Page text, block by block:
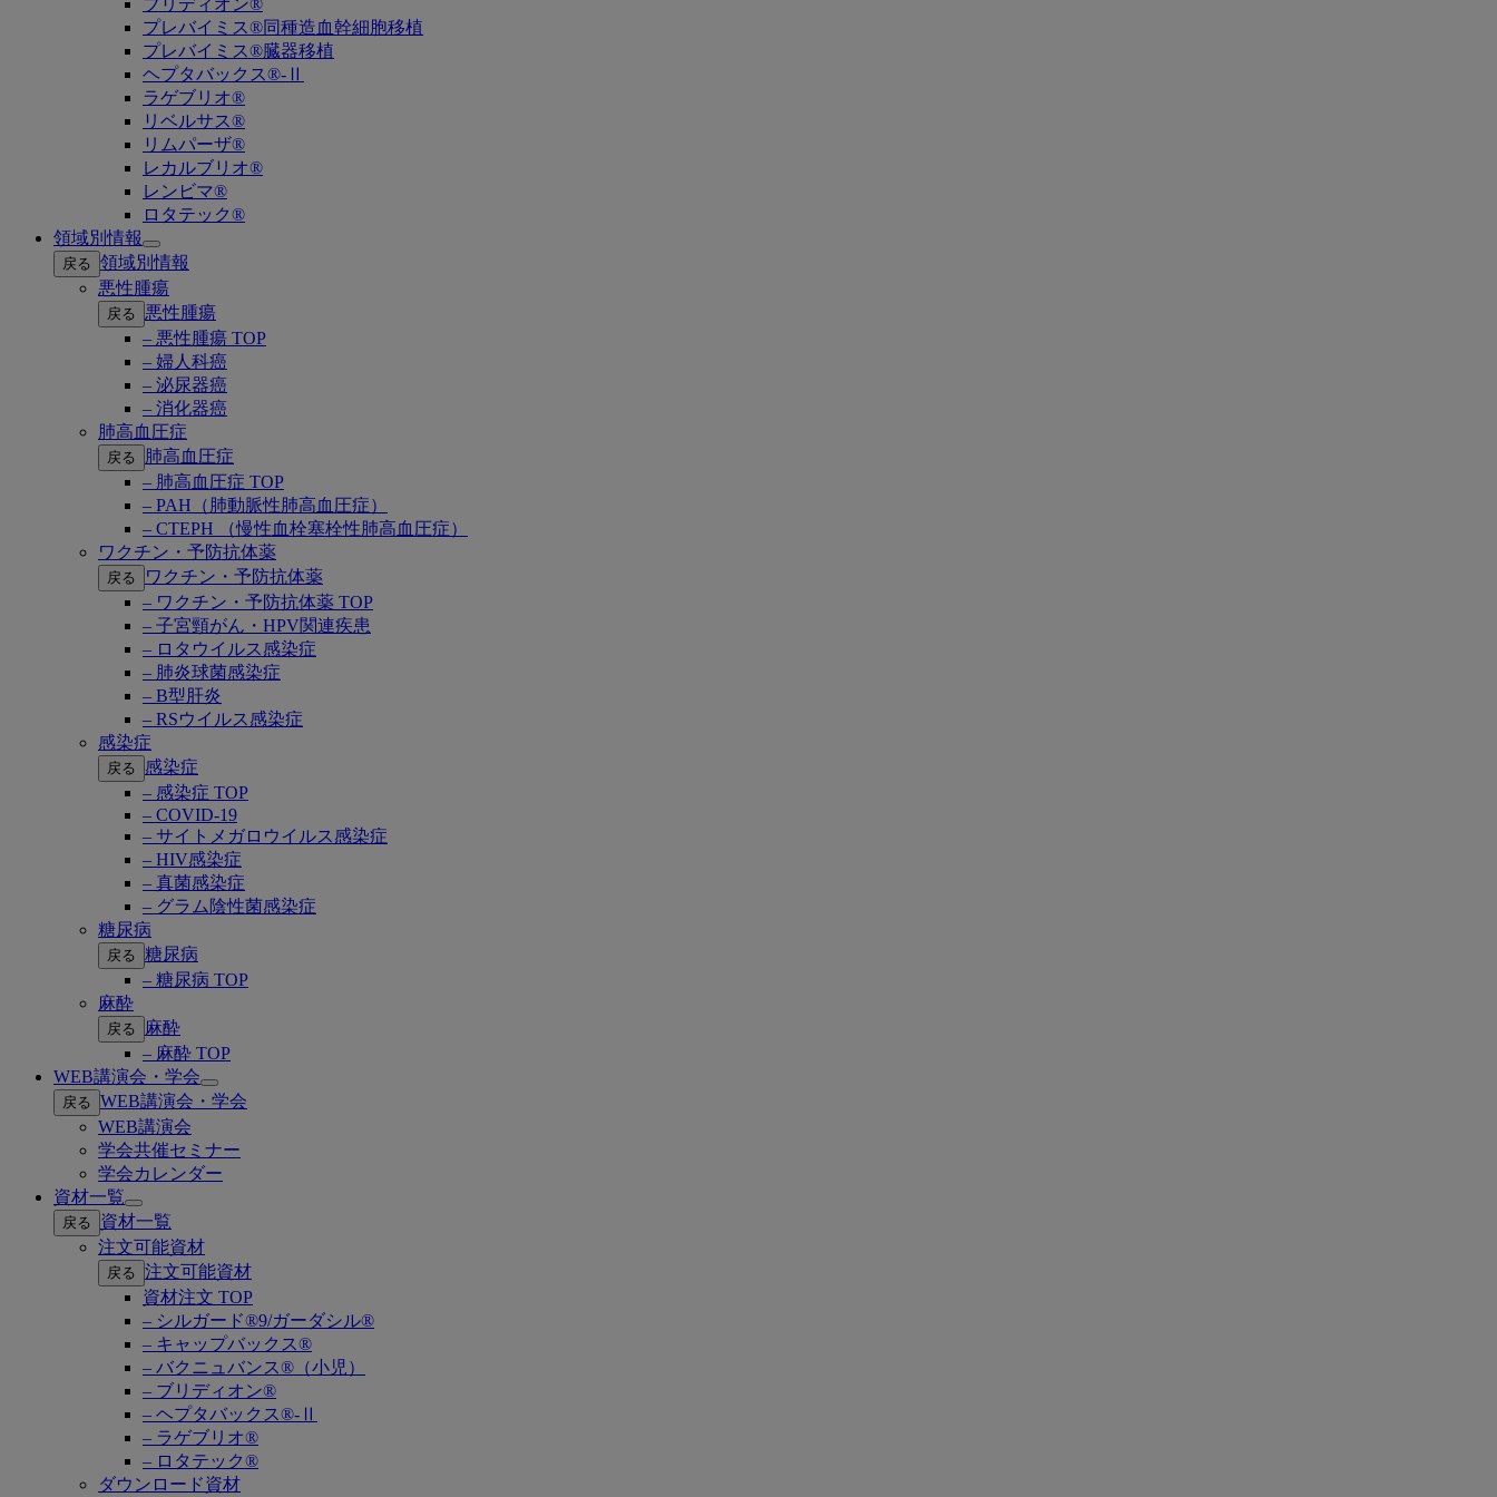
ブリディオン®
プレバイミス®同種造血幹細胞移植
プレバイミス®臓器移植
ヘプタバックス®-Ⅱ
ラゲブリオ®
リベルサス®
リムパーザ®
レカルブリオ®
レンビマ®
ロタテック®
領域別情報
Open
submenu
戻る 領域別情報
悪性腫瘍
戻る
悪性腫瘍
– 悪性腫瘍 TOP
– 婦人科癌
– 泌尿器癌
– 消化器癌
肺高血圧症
戻る
肺高血圧症
– 肺高血圧症 TOP
– PAH（肺動脈性肺高血圧症）
– CTEPH （慢性血栓塞栓性肺高血圧症）
ワクチン・予防抗体薬
戻る
ワクチン・予防抗体薬
– ワクチン・予防抗体薬 TOP
– 子宮頸がん・HPV関連疾患
– ロタウイルス感染症
– 肺炎球菌感染症
– B型肝炎
– RSウイルス感染症
感染症
戻る
感染症
– 感染症 TOP
– COVID-19
– サイトメガロウイルス感染症
– HIV感染症
– 真菌感染症
– グラム陰性菌感染症
糖尿病
戻る 糖尿病
– 糖尿病 TOP
麻酔
戻る
麻酔
– 麻酔 TOP
WEB講演会・学会
Open
submenu
戻る WEB講演会・学会
WEB講演会
学会共催セミナー
学会カレンダー
資材一覧
Open
submenu
戻る
資材一覧
注文可能資材
戻る 注文可能資材
資材注文 TOP
– シルガード®9/ガーダシル®
– キャップバックス®
– バクニュバンス®（小児）
– ブリディオン®
– ヘプタバックス®-Ⅱ
– ラゲブリオ®
– ロタテック®
ダウンロード資材